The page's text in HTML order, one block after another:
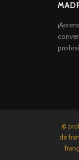
©
de
parallax
theme